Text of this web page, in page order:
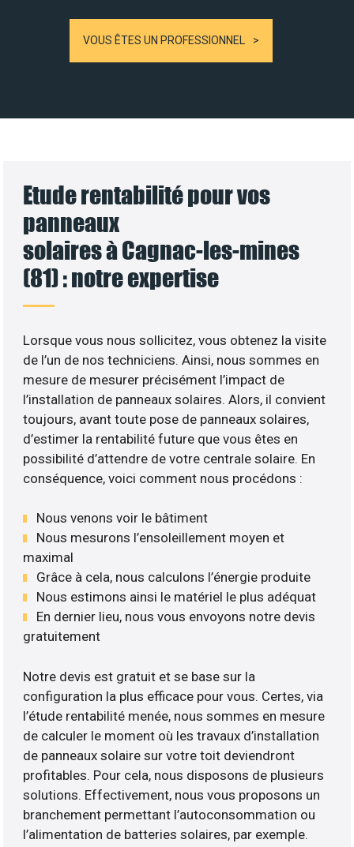
VOUS ÊTES UN PROFESSIONNEL
Etude rentabilité pour vos
panneaux
solaires à Cagnac-les-mines
(81) : notre expertise
Lorsque vous nous sollicitez, vous obtenez la visite
de l’un de nos techniciens. Ainsi, nous sommes en
mesure de mesurer précisément l’impact de
l’installation de panneaux solaires. Alors, il convient
toujours, avant toute pose de panneaux solaires,
d’estimer la rentabilité future que vous êtes en
possibilité d’attendre de votre centrale solaire. En
conséquence, voici comment nous procédons :
Nous venons voir le bâtiment
Nous mesurons l’ensoleillement moyen et
maximal
Grâce à cela, nous calculons l’énergie produite
Nous estimons ainsi le matériel le plus adéquat
En dernier lieu, nous vous envoyons notre devis
gratuitement
Notre devis est gratuit et se base sur la
configuration la plus efficace pour vous. Certes, via
l’étude rentabilité menée, nous sommes en mesure
de calculer le moment où les travaux d’installation
de panneaux solaire sur votre toit deviendront
profitables. Pour cela, nous disposons de plusieurs
solutions. Effectivement, nous vous proposons un
branchement permettant l’autoconsommation ou
l’alimentation de batteries solaires, par exemple.